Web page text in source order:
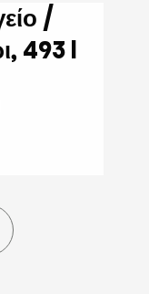
καταψύκτης, Γκρι, 493 l